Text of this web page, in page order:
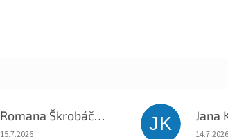
Romana Škrobáčková
Hodnocení obchodu je 5 z 5 hvězdiček.
15.7.2026
JK Jana
14.7.2026